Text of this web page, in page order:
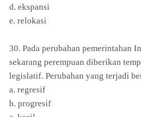
d. ekspansi
e. relokasi
30. Pada perubahan pemerintahan
sekarang perempuan diberikan
legislatif. Perubahan yang terjadi
a. regresif
b. progresif